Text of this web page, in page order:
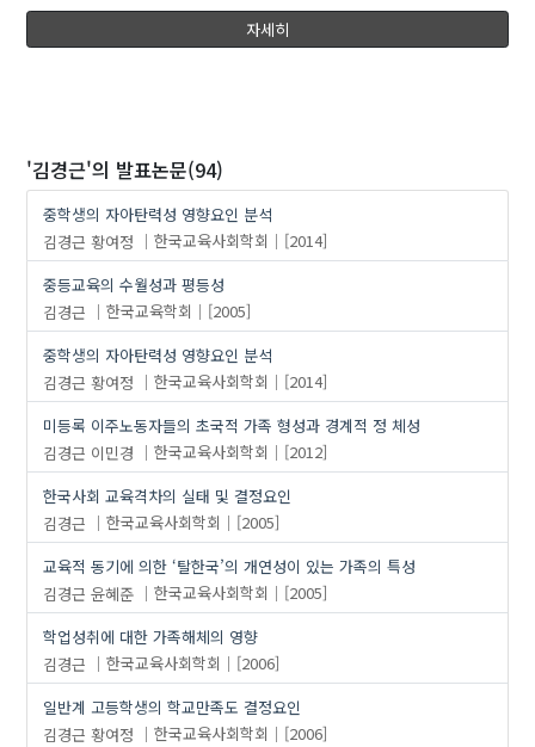
자세히
'김경근'의 발표논문(94)
중학생의 자아탄력성 영향요인 분석
김경근 황여정 한국교육사회학회
[2014]
중등교육의 수월성과 평등성
김경근
한국교육학회
[2005]
중학생의 자아탄력성 영향요인 분석
김경근 황여정 한국교육사회학회
[2014]
미등록 이주노동자들의 초국적 가족 형성과 경계적 정 체성
김경근 이민경 한국교육사회학회
[2012]
한국사회 교육격차의 실태 및 결정요인
김경근
한국교육사회학회
[2005]
교육적 동기에 의한 ‘탈한국’의 개연성이 있는 가족의 특성
김경근 윤혜준 한국교육사회학회
[2005]
학업성취에 대한 가족해체의 영향
김경근
한국교육사회학회
[2006]
일반계 고등학생의 학교만족도 결정요인
김경근 황여정 한국교육사회학회
[2006]